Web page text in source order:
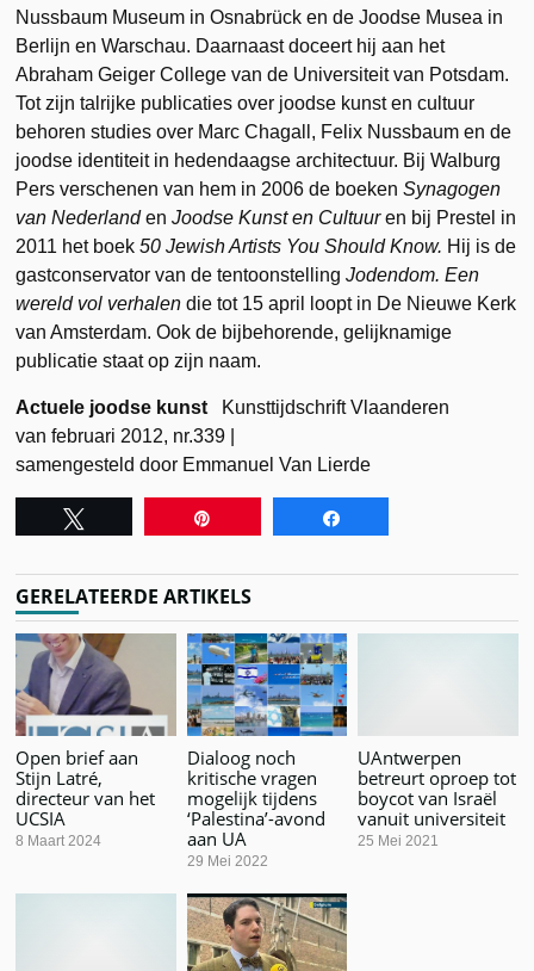
Nussbaum Museum in Osnabrück en de Joodse Musea in
Berlijn en Warschau. Daarnaast doceert hij aan het
Abraham Geiger College van de Universiteit van Potsdam.
Tot zijn talrijke publicaties over joodse kunst en cultuur
behoren studies over Marc Chagall, Felix Nussbaum en de
joodse identiteit in hedendaagse architectuur. Bij Walburg
Pers verschenen van hem in 2006 de boekenSynagogen
van NederlandenJoodse Kunst en Cultuuren bij Prestel in
2011 het boek50 Jewish Artists You Should Know. Hij is de
gastconservator van de tentoonstellingJodendom. Een
wereld vol verhalendie tot 15 april loopt in De Nieuwe Kerk
van Amsterdam. Ook de bijbehorende, gelijknamige
publicatie staat op zijn naam.
Actuele joodse kunst Kunsttijdschrift Vlaanderen
van februari 2012, nr.339 |
samengesteld door Emmanuel Van Lierde
GERELATEERDE ARTIKELS
Open brief aan
Stijn Latré,
directeur van het
UCSIA
8 Maart 2024
Dialoog noch
kritische vragen
mogelijk tijdens
‘Palestina’-avond
aan UA
29 Mei 2022
UAntwerpen
betreurt oproep tot
boycot van Israël
vanuit universiteit
25 Mei 2021